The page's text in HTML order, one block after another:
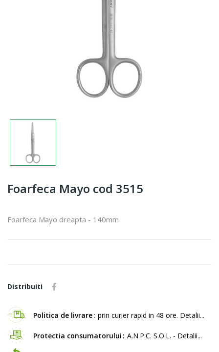
Foarfeca Mayo cod 3515
Foarfeca Mayo dreapta - 140mm
Distribuiti
Politica de livrare prin curier rapid in 48 ore. Detalii...
Protectia consumatorului A.N.P.C. S.O.L. - Detalii...